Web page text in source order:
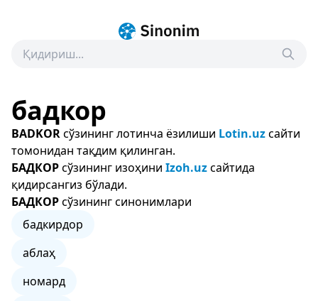
бадкор
BADKORсўзининг лотинча ёзилиши Lotin.uzсайти
томонидан тақдим қилинган.
БАДКОРсўзининг изоҳини Izoh.uzсайтида
қидирсангиз бўлади.
БАДКОРсўзининг синонимлари
бадкирдор
аблаҳ
номард